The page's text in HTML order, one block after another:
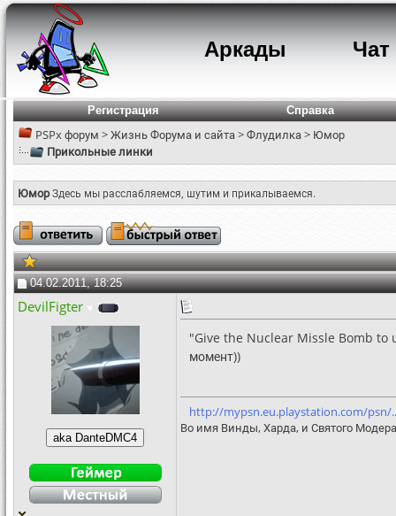
Аркады Чат
Регистрация Справка
PSPx форум >Жизнь Форума и сайта>Флудилка> Юмор
Прикольные линки
ЮморЗдесь мы расслабляемся, шутим и прикалываемся.
04.02.2011, 18:25
DevilFigter
"Give the Nuclear Missle Bomb to
момент))
http://mypsn.eu.playstation.com/psn/
Во имя Винды, Харда, и Святого